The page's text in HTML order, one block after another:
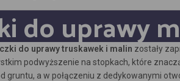
do uprawy
do uprawy truskawek i malin zostały
podwyższenie na stopkach, które
gruntu, a w połączeniu z dedykowanymi